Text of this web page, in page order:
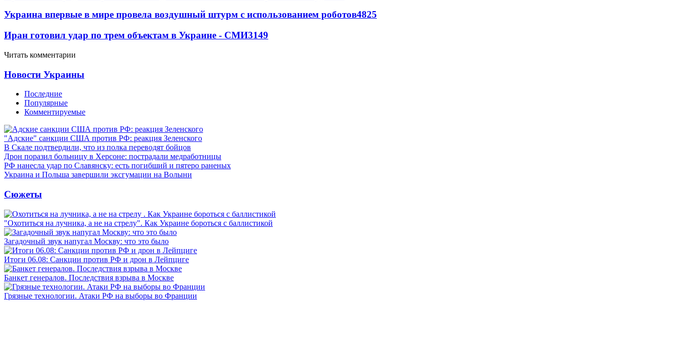
Украина впервые в мире провела воздушный штурм с использованием роботов4825
Иран готовил удар по трем объектам в Украине - СМИ3149
Читать комментарии
Новости Украины
Последние
Популярные
Комментируемые
"Адские" санкции США против РФ: реакция Зеленского
В Скале подтвердили, что из полка переводят бойцов
Дрон поразил больницу в Херсоне: пострадали медработницы
РФ нанесла удар по Славянску: есть погибший и пятеро раненых
Украина и Польша завершили эксгумации на Волыни
Сюжеты
"Охотиться на лучника, а не на стрелу". Как Украине бороться с баллистикой
Загадочный звук напугал Москву: что это было
Итоги 06.08: Санкции против РФ и дрон в Лейпциге
Банкет генералов. Последствия взрыва в Москве
Грязные технологии. Атаки РФ на выборы во Франции